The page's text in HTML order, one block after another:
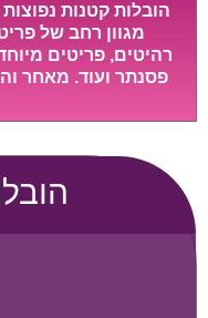
הובלות קטנות
מגוון רחב של
רהיטים, פריטים
פסנתר ועוד. מאחר
ביותר,